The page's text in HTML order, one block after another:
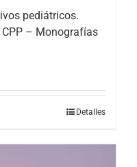
pediátricos.
CPP – Monografías
Detalles